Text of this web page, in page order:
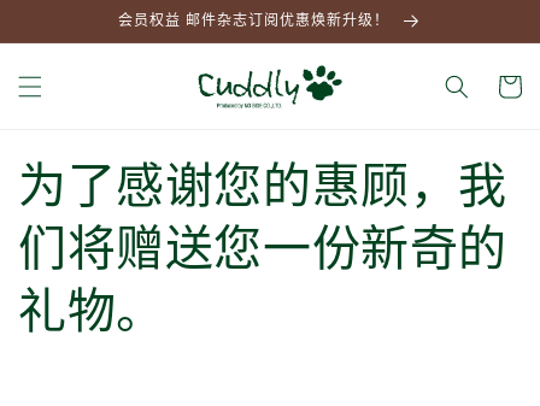
会员权益 邮件杂志订阅优惠焕新升级！
车
为了感谢您的惠顾，我
们将赠送您一份新奇的
礼物。